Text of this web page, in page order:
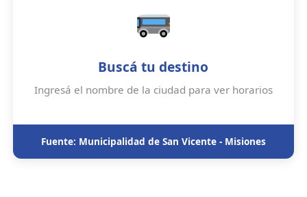
Buscá tu destino
Ingresá el nombre de la ciudad para ver horarios
Fuente: Municipalidad de San Vicente - Misiones